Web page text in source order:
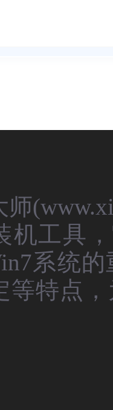
机工具
系统
等特点